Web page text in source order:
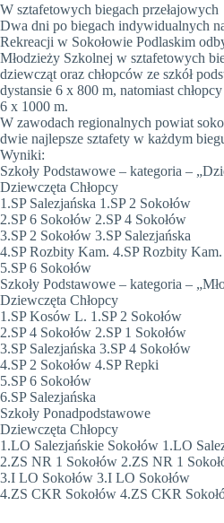
W sztafetowych biegach przełajowych
Dwa dni po biegach indywidualnych
Rekreacji w Sokołowie Podlaskim
Młodzieży Szkolnej w sztafetowych
dziewcząt oraz chłopców ze szkół
dystansie 6 x 800 m, natomiast
6 x 1000 m.
W zawodach regionalnych powiat
dwie najlepsze sztafety w każdym
Wyniki:
Szkoły Podstawowe – kategoria –
Dziewczęta Chłopcy
1.SP Salezjańska 1.SP 2 Sokołów
2.SP 6 Sokołów 2.SP 4 Sokołów
3.SP 2 Sokołów 3.SP Salezjańska
4.SP Rozbity Kam. 4.SP Rozbity Kam.
5.SP 6 Sokołów
Szkoły Podstawowe – kategoria –
Dziewczęta Chłopcy
1.SP Kosów L. 1.SP 2 Sokołów
2.SP 4 Sokołów 2.SP 1 Sokołów
3.SP Salezjańska 3.SP 4 Sokołów
4.SP 2 Sokołów 4.SP Repki
5.SP 6 Sokołów
6.SP Salezjańska
Szkoły Ponadpodstawowe
Dziewczęta Chłopcy
1.LO Salezjańskie Sokołów 1.LO
2.ZS NR 1 Sokołów 2.ZS NR 1
3.I LO Sokołów 3.I LO Sokołów
4.ZS CKR Sokołów 4.ZS CKR